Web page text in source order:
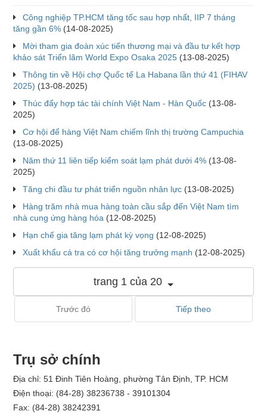
Công nghiệp TP.HCM tăng tốc sau hợp nhất, IIP 7 tháng
tăng gần 6% (14-08-2025)
Mời tham gia đoàn xúc tiến thương mại và đầu tư kết hợp
khảo sát Triển lãm World Expo Osaka 2025 (13-08-2025)
Thông tin về Hội chợ Quốc tế La Habana lần thứ 41 (FIHAV
2025) (13-08-2025)
Thúc đẩy hợp tác tài chính Việt Nam - Hàn Quốc (13-08-
2025)
Cơ hội để hàng Việt Nam chiếm lĩnh thị trường Campuchia
(13-08-2025)
Năm thứ 11 liên tiếp kiểm soát lạm phát dưới 4% (13-08-
2025)
Tăng chi đầu tư phát triển nguồn nhân lực (13-08-2025)
Hàng trăm nhà mua hàng toàn cầu sắp đến Việt Nam tìm
nhà cung ứng hàng hóa (12-08-2025)
Hạn chế gia tăng lạm phát kỳ vọng (12-08-2025)
Xuất khẩu cá tra có cơ hội tăng trưởng mạnh (12-08-2025)
trang 1 của 20
Trước đó Tiếp theo
Trụ sở chính
Địa chỉ: 51 Đinh Tiên Hoàng, phường Tân Định, TP. HCM
Điện thoại: (84-28) 38236738 - 39101304
Fax: (84-28) 38242391